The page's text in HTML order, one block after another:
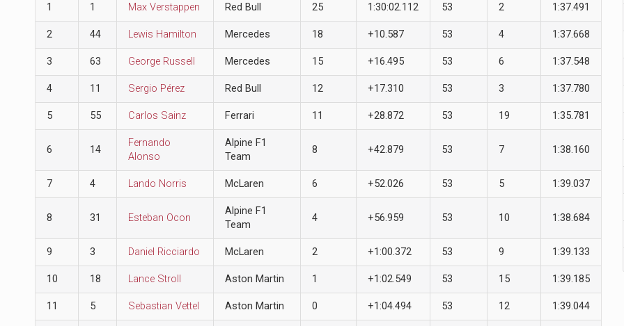
1 1 Max Verstappen Red Bull 25 1:30:02.112 53 2 1:37.491
2 44 Lewis Hamilton Mercedes 18 +10.587 53 4 1:37.668
3 63 George Russell Mercedes 15 +16.495 53 6 1:37.548
4 11 Sergio Pérez Red Bull 12 +17.310 53 3 1:37.780
5 55 Carlos Sainz Ferrari 11 +28.872 53 19 1:35.781
6 14
Fernando
Alonso
Alpine F1
Team
8 +42.879 53 7 1:38.160
7 4 Lando Norris McLaren 6 +52.026 53 5 1:39.037
8 31 Esteban Ocon
Alpine F1
Team
4 +56.959 53 10 1:38.684
9 3 Daniel Ricciardo McLaren 2 +1:00.372 53 9 1:39.133
10 18 Lance Stroll Aston Martin 1 +1:02.549 53 15 1:39.185
11 5 Sebastian Vettel Aston Martin 0 +1:04.494 53 12 1:39.044